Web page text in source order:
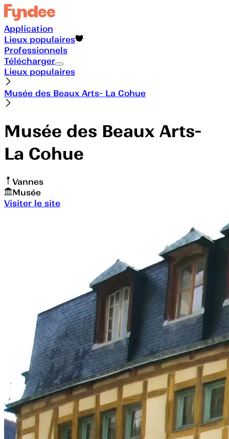
Application
Lieux populaires
Professionnels
Télécharger
Lieux populaires
Musée des Beaux Arts- La Cohue
Musée des Beaux Arts-
La Cohue
Vannes
Musée
Visiter le site